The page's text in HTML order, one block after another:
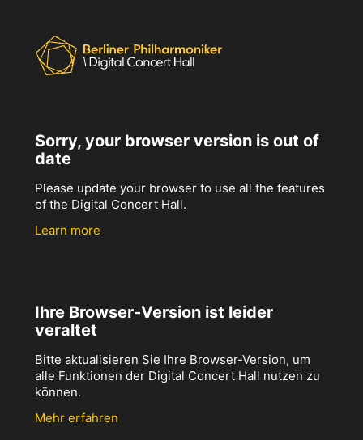
Sorry, your browser version is out of
date
Please update your browser to use all the features
of the Digital Concert Hall.
Learn more
Ihre Browser-Version ist leider
veraltet
Bitte aktualisieren Sie Ihre Browser-Version, um
alle Funktionen der Digital Concert Hall nutzen zu
können.
Mehr erfahren